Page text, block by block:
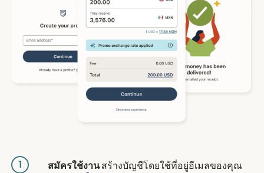
1 สมัครใช้งานสร้างบัญชีโดยใช้ที่อยู่อีเมลของคุณ